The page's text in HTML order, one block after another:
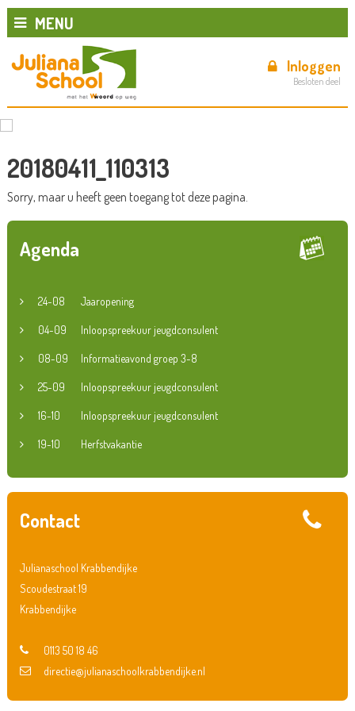
MENU
Inloggen
Besloten deel
20180411_110313
Sorry, maar u heeft geen toegang tot deze pagina.
Agenda
24-08 Jaaropening
04-09 Inloopspreekuur jeugdconsulent
08-09 Informatieavond groep 3-8
25-09 Inloopspreekuur jeugdconsulent
16-10 Inloopspreekuur jeugdconsulent
19-10 Herfstvakantie
Contact
Julianaschool Krabbendijke
Scoudestraat 19
Krabbendijke
0113 50 18 46
directie@julianaschoolkrabbendijke.nl